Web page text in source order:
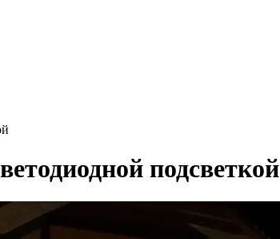
подсветкой